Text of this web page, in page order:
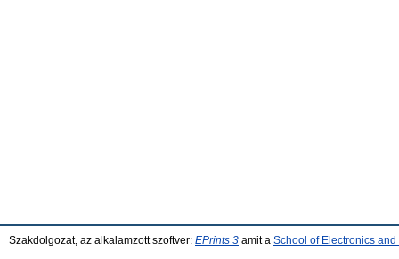
Szakdolgozat, az alkalamzott szoftver: EPrints 3 amit a School of Electronics